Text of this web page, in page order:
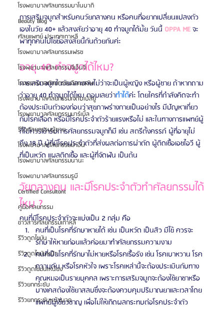
โรงพยาบาลศัลยกรรมบาโนบากิ
Beauty Blog
ศัลยแพทย์ ประเทศเกาหลี
โรงพยาบาลศัลยกรรมเฟรช
โรงพยาบาลศัลยกรรมจีเอ็นจี
โรงพยาบาลศัลยกรรมอิมเมจอัพ
โรงพยาบาลศัลยกรรมเจดับเบิลยู
โรงพยาบาลศัลยกรรมมาร์เบิ้ล
รีวิวศัลยกรรมผู้ชาย
โรงพยาบาลศัลยกรรมมาอิน
โรงพยาบาลศัลยกรรมนานะ
โรงพยาบาลศัลยกรรมรูบี
Certified Consultant
คู่มือศัลยกรรม
ข่าวสารศัลยกรรมเกาหลี
รีวิวดูดไขมัน
รีวิวดูดไขมันหน้า
รีวิวดูดไขมันเหนียง
รีวิวยกกระชับ
รีวิวยกกระชับหน้าผาก
การเสริมจมูกสำหรับคนวัยกลางคน หรือคนที่อยากเปลี่ยนแปลงตัว
เองในวัย 40+ แล้วสงสัยว่าอายุ 40 ทำจมูกได้มั้ย วันนี้ OPPA ME จะ
พาทุกคนไปไขข้อสงสัยนี้กันด้วยกันค่ะ
อายุ 40 ทำจมูกได้ไหม?
การเสริมจมูกในวัยกลางคนไม่ว่าจะเป็นผู้หญิง หรือผู้ชาย ถ้าหากถาม
ว่าอายุ 40 ทำจมูกได้ไหม ตอบเลยว่าทำได้ค่ะ โดยใครที่กำลังคิดจะทำ
ต้องประเมินตัวเองก่อนว่าสุขภาพร่างกายเป็นอย่างไร มีปัญหาเกี่ยว
กับโรคเลือด หรือมีโรคประจำตัวร้ายแรงหรือไม่ และในทางการแพทย์ผู้
ที่ไม่ควรเข้ารับการศัลยกรรมจมูกก็มี เช่น สตรีตั้งครรภ์ ผู้ที่อายุไม่
ถึง 18 ปี ผู้ที่มีโรคประจำตัวที่ส่งผลต่อการผ่าตัด ผู้ติดเชื้อเอชไอวี ผู้
ที่เป็นหวัด แผลติดเชื้อ และผู้ที่จัดฟัน เป็นต้น
วัยกลางคน และมีโรคประจำตัวทำศัลยกรรมได้
ไหม ?
คนที่มีโรคประจำตัวจะแบ่งเป็น 2 กลุ่ม คือ
คนที่เป็นโรคที่รักษาหายได้ เช่น เป็นหวัด เป็นสิว มีไข้ ควรจะ
รักษาให้หายก่อนแล้วค่อยมาทำศัลยกรรมความงาม
คนที่เป็นโรคที่รักษาไม่หายหรือโรคเรื้อรัง เช่น โรคเบาหวาน โรค
ความดัน หรือโรคหัวใจ เพราะโรคเหล่านี้จะต้องประเมินกับทาง
คุณหมอเป็นรายบุคคล เพราะการเสริมจมูกจะต้องใช้ยาชาหรือ
บางเคสต้องใช้ยาสลบซึ่งจะต้องควบคุมปริมาณยาและเวลาโดย
แพทย์ผู้เชี่ยวชาญ เพื่อไม่ให้เกิดผลกระทบต่อโรคประจำตัว